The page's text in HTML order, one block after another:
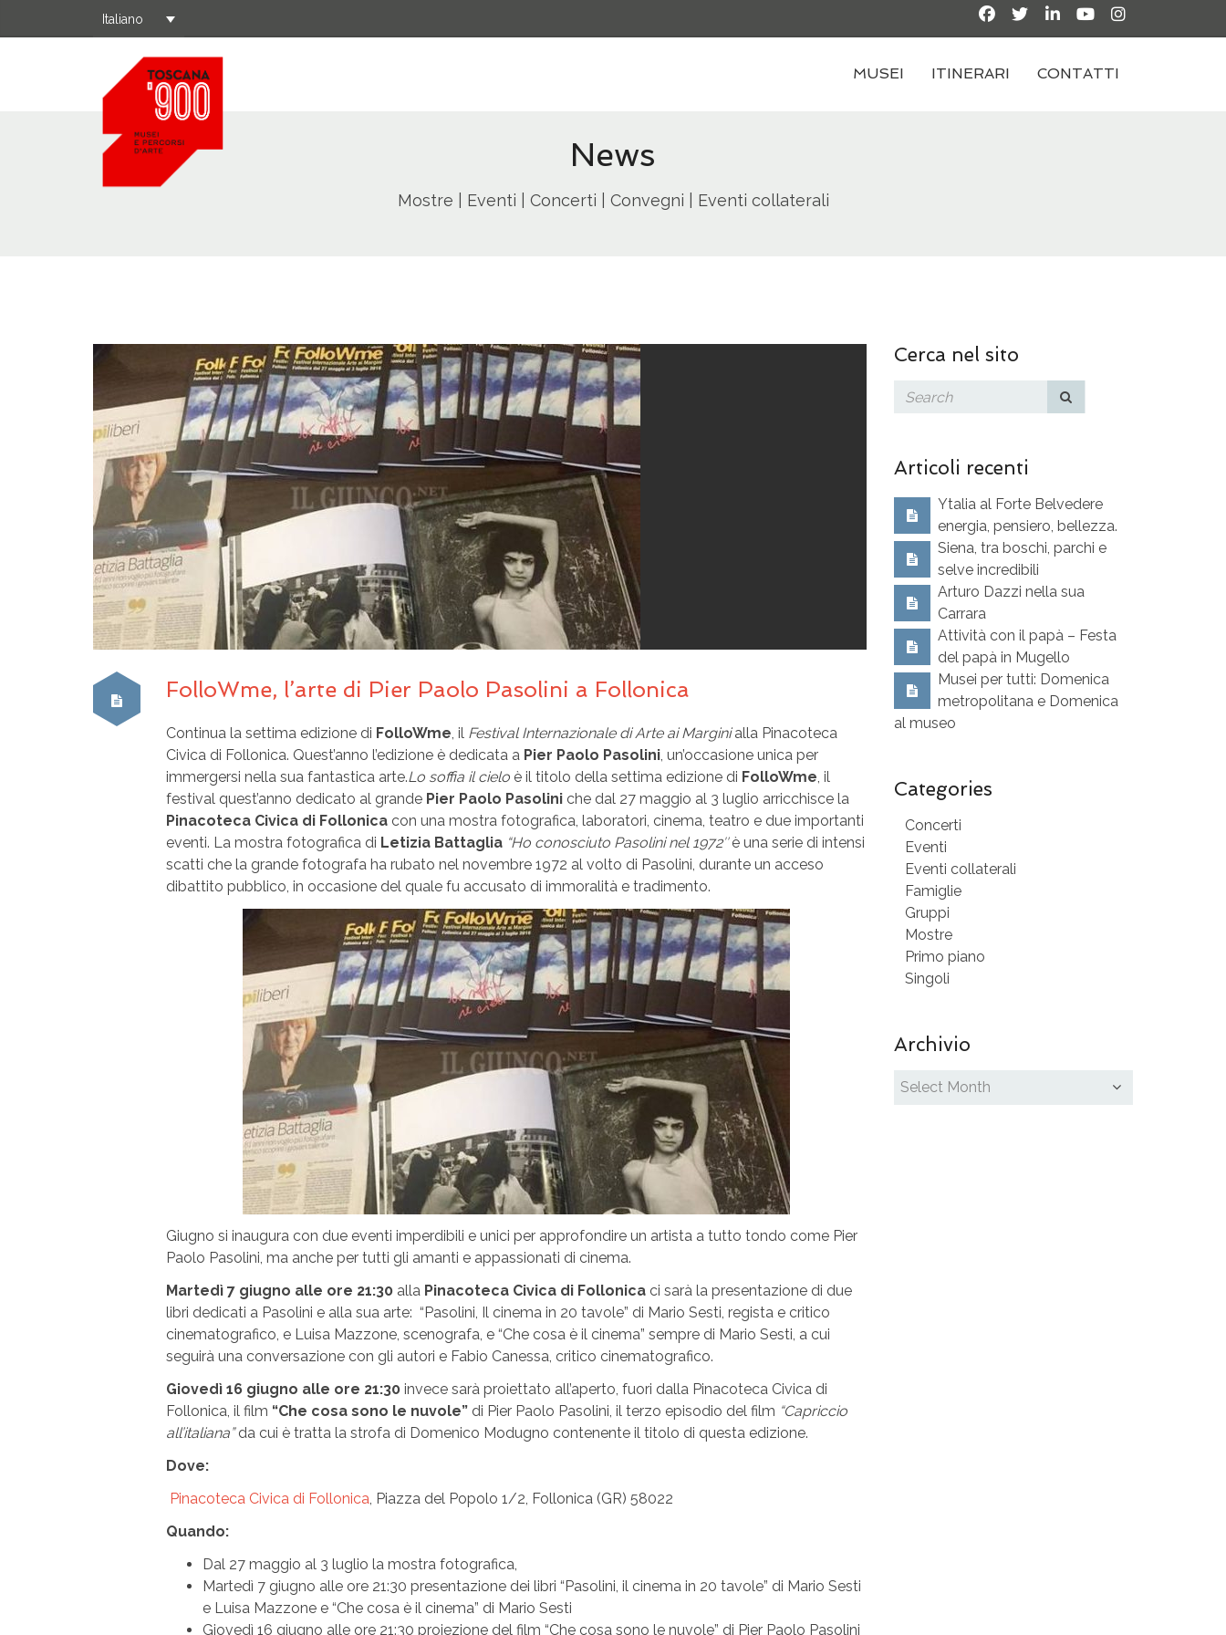
Italiano
MUSEI ITINERARI CONTATTI
News
Mostre | Eventi | Concerti | Convegni | Eventi collaterali
FolloWme, l’arte di Pier Paolo Pasolini a Follonica
Continua la settima edizione di FolloWme, il Festival Internazionale di Arte ai Marginialla Pinacoteca
Civica di Follonica. Quest’anno l’edizione è dedicata a Pier Paolo Pasolini, un’occasione unica per
immergersi nella sua fantastica arte.Lo soffia il cielo è il titolo della settima edizione di FolloWme, il
festival quest’anno dedicato al grande Pier Paolo Pasolini che dal 27 maggio al 3 luglio arricchisce la
Pinacoteca Civica di Follonica con una mostra fotografica, laboratori, cinema, teatro e due importanti
eventi. La mostra fotografica di Letizia Battaglia “Ho conosciuto Pasolini nel 1972″è una serie di intensi
scatti che la grande fotografa ha rubato nel novembre 1972 al volto di Pasolini, durante un acceso
dibattito pubblico, in occasione del quale fu accusato di immoralità e tradimento.
Giugno si inaugura con due eventi imperdibili e unici per approfondire un artista a tutto tondo come Pier
Paolo Pasolini, ma anche per tutti gli amanti e appassionati di cinema.
Martedì 7 giugno alle ore 21:30 alla Pinacoteca Civica di Follonica ci sarà la presentazione di due
libri dedicati a Pasolini e alla sua arte: “Pasolini, Il cinema in 20 tavole” di Mario Sesti, regista e critico
cinematografico, e Luisa Mazzone, scenografa, e “Che cosa è il cinema” sempre di Mario Sesti, a cui
seguirà una conversazione con gli autori e Fabio Canessa, critico cinematografico.
Giovedì 16 giugno alle ore 21:30 invece sarà proiettato all’aperto, fuori dalla Pinacoteca Civica di
Follonica, il film “Che cosa sono le nuvole” di Pier Paolo Pasolini, il terzo episodio del film “Capriccio
all’italiana”da cui è tratta la strofa di Domenico Modugno contenente il titolo di questa edizione.
Dove:
Pinacoteca Civica di Follonica, Piazza del Popolo 1/2, Follonica (GR) 58022
Quando:
Dal 27 maggio al 3 luglio la mostra fotografica,
Martedì 7 giugno alle ore 21:30 presentazione dei libri “Pasolini, il cinema in 20 tavole” di Mario Sesti
e Luisa Mazzone e “Che cosa è il cinema” di Mario Sesti
Giovedì 16 giugno alle ore 21:30 proiezione del film “Che cosa sono le nuvole” di Pier Paolo Pasolini
Cerca nel sito
Articoli recenti
Ytalia al Forte Belvedere
energia, pensiero, bellezza.
Siena, tra boschi, parchi e
selve incredibili
Arturo Dazzi nella sua
Carrara
Attività con il papà – Festa
del papà in Mugello
Musei per tutti: Domenica
metropolitana e Domenica
al museo
Categories
Concerti
Eventi
Eventi collaterali
Famiglie
Gruppi
Mostre
Primo piano
Singoli
Archivio